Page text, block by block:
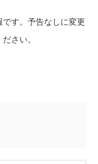
す。予告なしに変更
さい。